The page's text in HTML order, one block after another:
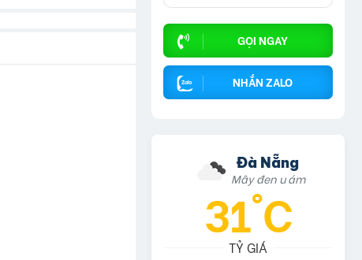
GỌI NGAY
NHẮN ZALO
Đà Nẵng
Mây đen u ám
31°C
TỶ GIÁ